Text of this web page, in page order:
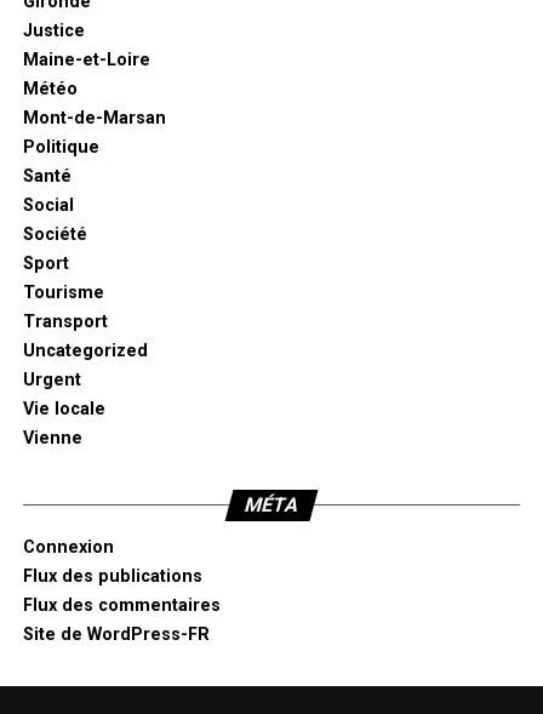
Justice
Maine-et-Loire
Météo
Mont-de-Marsan
Politique
Santé
Social
Société
Sport
Tourisme
Transport
Uncategorized
Urgent
Vie locale
Vienne
MÉTA
Connexion
Flux des publications
Flux des commentaires
Site de WordPress-FR